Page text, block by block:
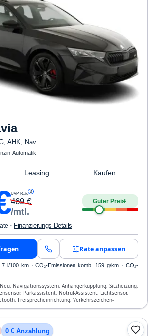
AHK, Nav...
·Automatik
Leasing Kaufen
UVP-Rate 3
469€
/mtl.
Guter Preis4
· Finanzierungs-Details
Rate anpassen
l/100 km · CO₂-Emissionen komb. 159 g/km · CO₂-
Navigationssystem, Anhängerkupplung, Sitzheizung,
Parkassistent, Notruf-Assistent, Lichtsensor,
Freisprecheinrichtung, Verkehrszeichen-
Airbag
0 € Anzahlung